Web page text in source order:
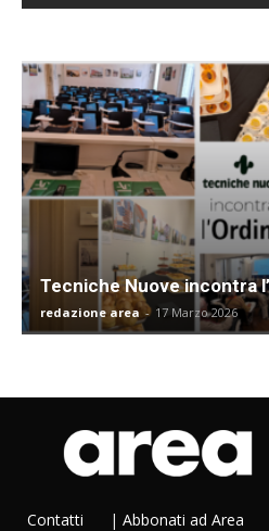
Tecniche Nuove incontra
redazione area - 17 Marzo 2026
Contatti | Abbonati ad Area